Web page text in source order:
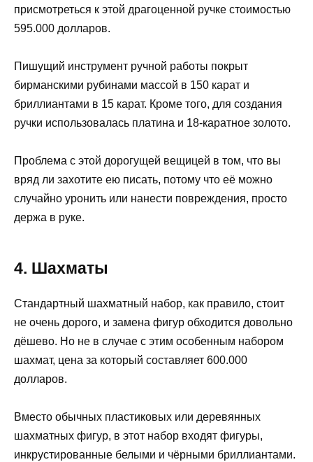
присмотреться к этой драгоценной ручке стоимостью
595.000 долларов.
Пишущий инструмент ручной работы покрыт
бирманскими рубинами массой в 150 карат и
бриллиантами в 15 карат. Кроме того, для создания
ручки использовалась платина и 18-каратное золото.
Проблема с этой дорогущей вещицей в том, что вы
вряд ли захотите ею писать, потому что её можно
случайно уронить или нанести повреждения, просто
держа в руке.
4. Шахматы
Стандартный шахматный набор, как правило, стоит
не очень дорого, и замена фигур обходится довольно
дёшево. Но не в случае с этим особенным набором
шахмат, цена за который составляет 600.000
долларов.
Вместо обычных пластиковых или деревянных
шахматных фигур, в этот набор входят фигуры,
инкрустированные белыми и чёрными бриллиантами.